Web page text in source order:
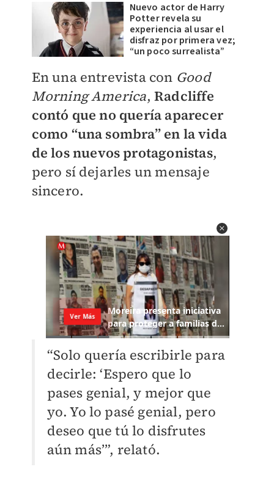
Nuevo actor de Harry
Potter revela su
experiencia al usar el
disfraz por primera vez;
“un poco surrealista”
En una entrevista con Good
Morning America, Radcliffe
contó que no quería aparecer
como “una sombra” en la vida
de los nuevos protagonistas,
pero sí dejarles un mensaje
sincero.
“Solo quería escribirle para
decirle: ‘Espero que lo
pases genial, y mejor que
yo. Yo lo pasé genial, pero
deseo que tú lo disfrutes
aún más’”, relató.